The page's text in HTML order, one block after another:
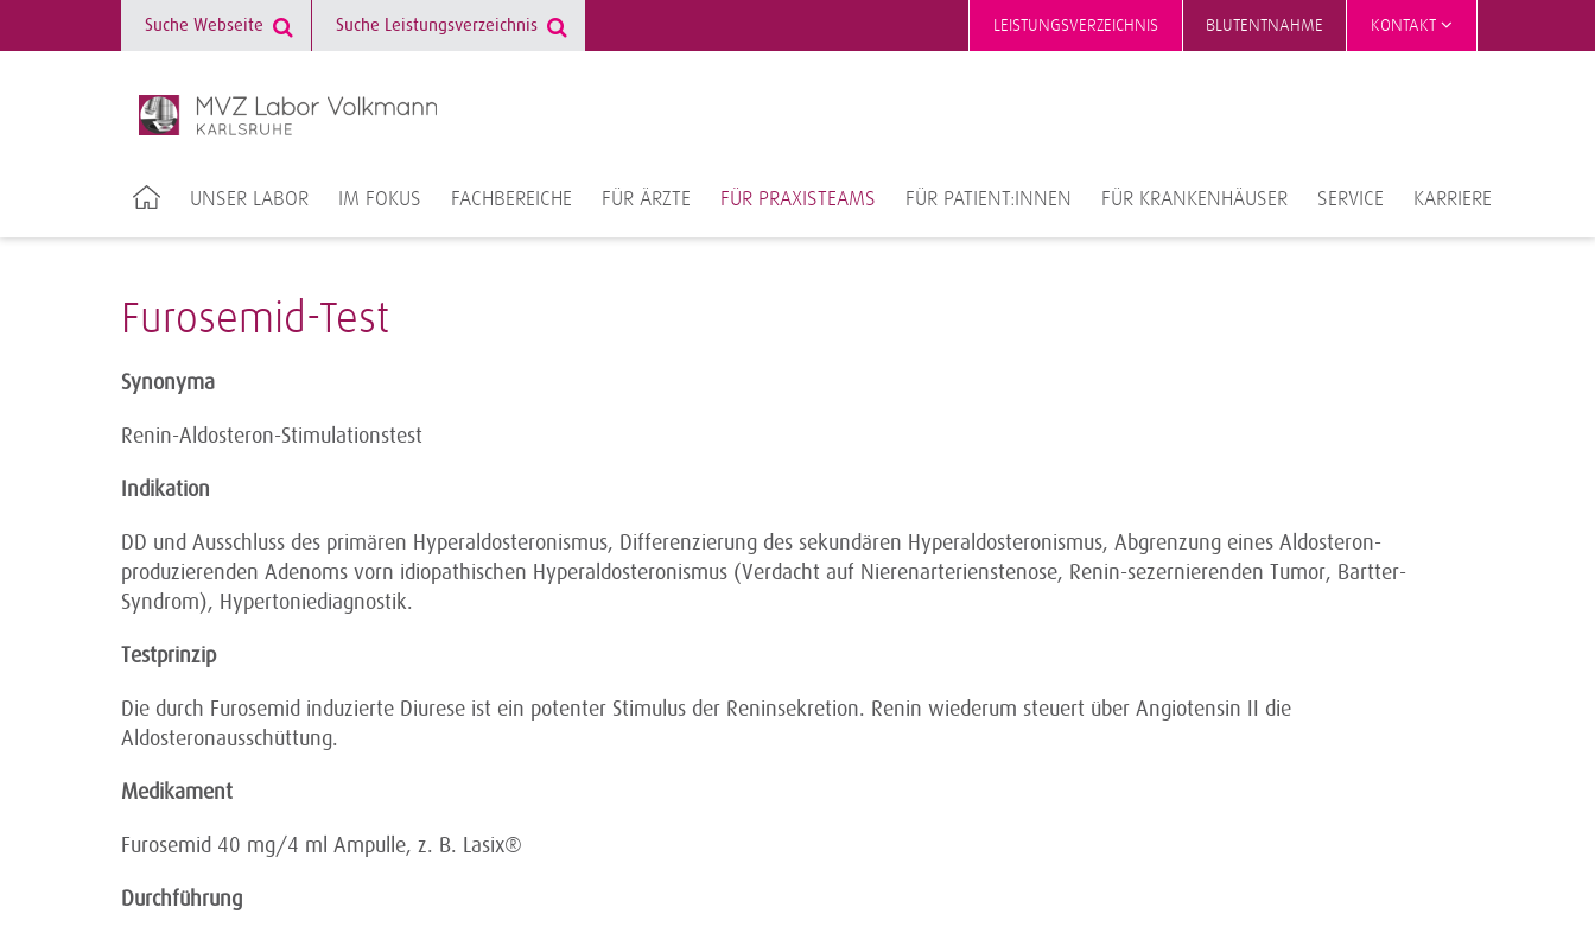
LEISTUNGSVERZEICHNIS BLUTENTNAHME KONTAKT
UNSER LABOR IM FOKUS FACHBEREICHE FÜR ÄRZTE FÜR PRAXISTEAMS FÜR PATIENT:INNEN FÜR KRANKENHÄUSER SERVICE KARRIERE
Furosemid-Test
Synonyma
Renin-Aldosteron-Stimulationstest
Indikation
DD und Ausschluss des primären Hyperaldosteronismus, Differenzierung des sekundären Hyperaldosteronismus, Abgrenzung eines Aldosteron-
produzierenden Adenoms vorn idiopathischen Hyperaldosteronismus (Verdacht auf Nierenarterienstenose, Renin-sezernierenden Tumor, Bartter-
Syndrom), Hypertoniediagnostik.
Testprinzip
Die durch Furosemid induzierte Diurese ist ein potenter Stimulus der Reninsekretion. Renin wiederum steuert über Angiotensin II die
Aldosteronausschüttung.
Medikament
Furosemid 40 mg/4 ml Ampulle, z. B. Lasix®
Durchführung